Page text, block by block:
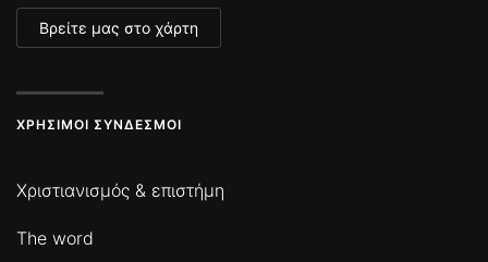
Βρείτε μας στο χάρτη
ΧΡΉΣΙΜΟΙ ΣΎΝΔΕΣΜΟΙ
Χριστιανισμός & επιστήμη
The word